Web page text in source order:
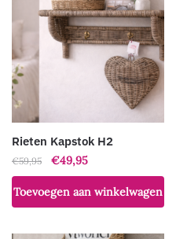
Rieten Kapstok H2
€59,95
Oorspronkelijke
prijs
was:
€59,95.
€49,95Huidige
prijs
is:
€49,95.
Toevoegen aan winkelwagen